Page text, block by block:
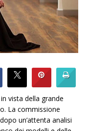
vista della grande
La commissione
un’attenta analisi